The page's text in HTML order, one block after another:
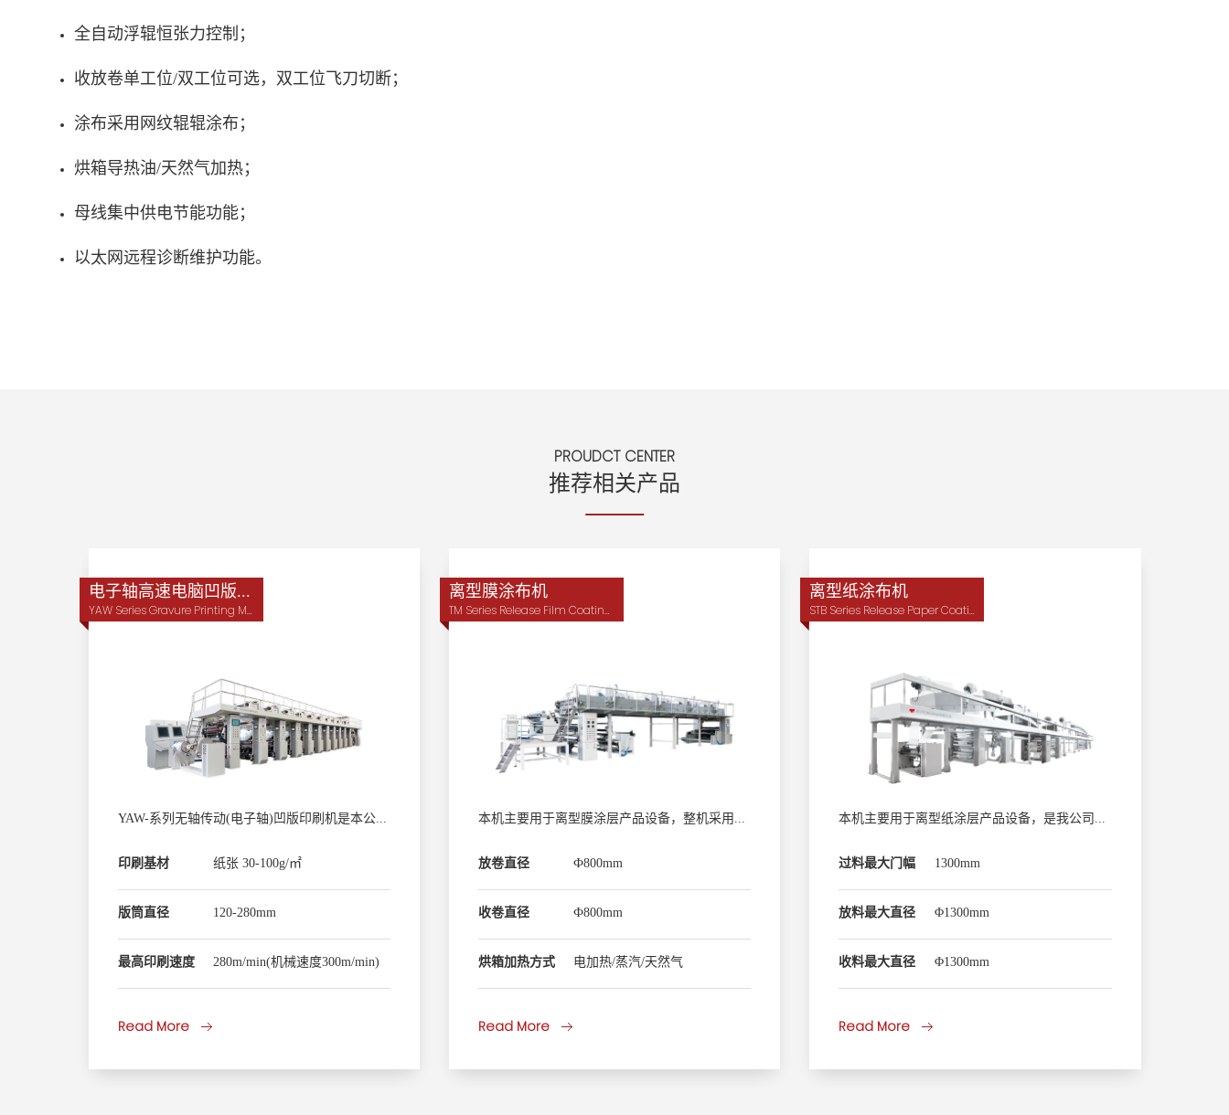
全自动浮辊恒张力控制；
收放卷单工位/双工位可选，双工位飞刀切断；
涂布采用网纹辊辊涂布；
烘箱导热油/天然气加热；
母线集中供电节能功能；
以太网远程诊断维护功能。
PROUDCT CENTER
推荐相关产品
电子轴高速电脑凹版印刷机
YAW Series Gravure Printing Machine
YAW-系列无轴传动(电子轴)凹版印刷机是本公司专门为BOPP、PET、PE等卷筒状塑料薄膜及薄纸印刷而设计，参照德国、日本进口设备进行特别设计和制造。 整机采用全数字化PLC、德国运动控制系统，德国人机界面操作，采用德国伺服控制系统(收放卷变频电机)及浮张力控制，不减速不停机全自动高速接纸功能。采用国产电子轴专用套印系统(可选)，气动压印装置，气压式导引刮刀，着墨为印版全喷淋+浸入式，有装版小车，无轴装版方式。薄膜纸张干燥系统通过热风循环，温度自动速度同步控制，风力强且能耗低，气动开闭烘道，整机运转平衡、套印稳定、结构紧凑、操作方便、外形美观，是印刷机中实用型的理想设备。
印刷基材 纸张 30-100g/㎡
版筒直径 120-280mm
最高印刷速度 280m/min(机械速度300m/min)
Read More
离型膜涂布机
TM Series Release Film Coating Machine
本机主要用于离型膜涂层产品设备，整机采用PLC变频/伺服控制，PROFINET /EtherCAT总线控制，人机界面操作。网纹辊涂布/逗号刮刀涂布/微凹版涂布/五辊转移涂布，烘箱负压吸盘网带传动，全自动浮辊恒张力控制。单工位/双工位可选，母线集中供电节能功能，以太网远程诊断维护功能。
放卷直径 Ф800mm
收卷直径 Ф800mm
烘箱加热方式 电加热/蒸汽/天然气
Read More
离型纸涂布机
STB Series Release Paper Coating Machine
本机主要用于离型纸涂层产品设备，是我公司自主研发的高速涂布机，涂布速度可达400米/分钟， 双工位不停机自动接料，大大提高了工作效率，传动采用母线电源供电，可节省电机能源60%，采用PLC控制，可远程控制整机运行情况。
过料最大门幅 1300mm
放料最大直径 Φ1300mm
收料最大直径 Φ1300mm
Read More